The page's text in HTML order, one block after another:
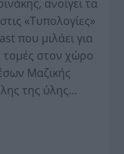
ανοίγει τα
«Τυπολογίες»
που μιλάει για
τομές στον χώρο
Μαζικής
της ύλης